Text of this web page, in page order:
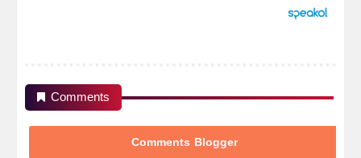
Comments
Comments Blogger